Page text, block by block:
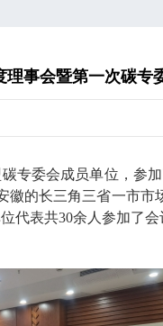
事会暨第一次碳专
专委会成员单位，参
的长三角三省一市市
代表共30余人参加了会